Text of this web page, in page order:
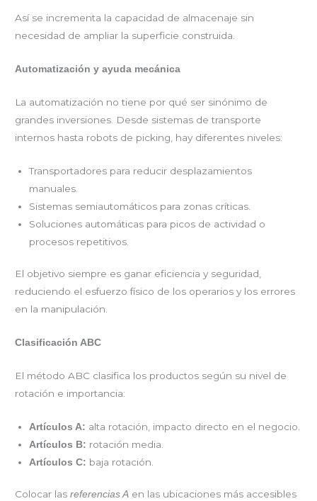
Así se incrementa la capacidad de almacenaje sin
necesidad de ampliar la superficie construida.
Automatización y ayuda mecánica
La automatización no tiene por qué ser sinónimo de
grandes inversiones. Desde sistemas de transporte
internos hasta robots de picking, hay diferentes niveles:
Transportadores para reducir desplazamientos
manuales.
Sistemas semiautomáticos para zonas críticas.
Soluciones automáticas para picos de actividad o
procesos repetitivos.
El objetivo siempre es ganar eficiencia y seguridad,
reduciendo el esfuerzo físico de los operarios y los errores
en la manipulación.
Clasificación ABC
El método ABC clasifica los productos según su nivel de
rotación e importancia:
Artículos A: alta rotación, impacto directo en el negocio.
Artículos B: rotación media.
Artículos C: baja rotación.
Colocar lasreferencias A en las ubicaciones más accesibles